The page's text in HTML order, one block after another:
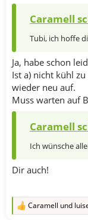
Caramell
Tubi, ich hoffe
Ja, habe schon
Ist a) nicht kühl
wieder neu auf.
Muss warten auf
Caramell
Ich wünsche
Dir auch!
R
Caramell und